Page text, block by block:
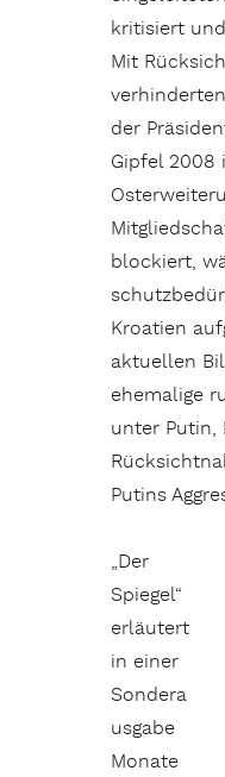
kritisiert
Mit
der
Gipfel 2008
blockiert,
Kroatien
aktuellen
ehemalige
unter Putin,
Putins
„Der
Spiegel“
erläutert
in einer
Sondera
usgabe
Monate